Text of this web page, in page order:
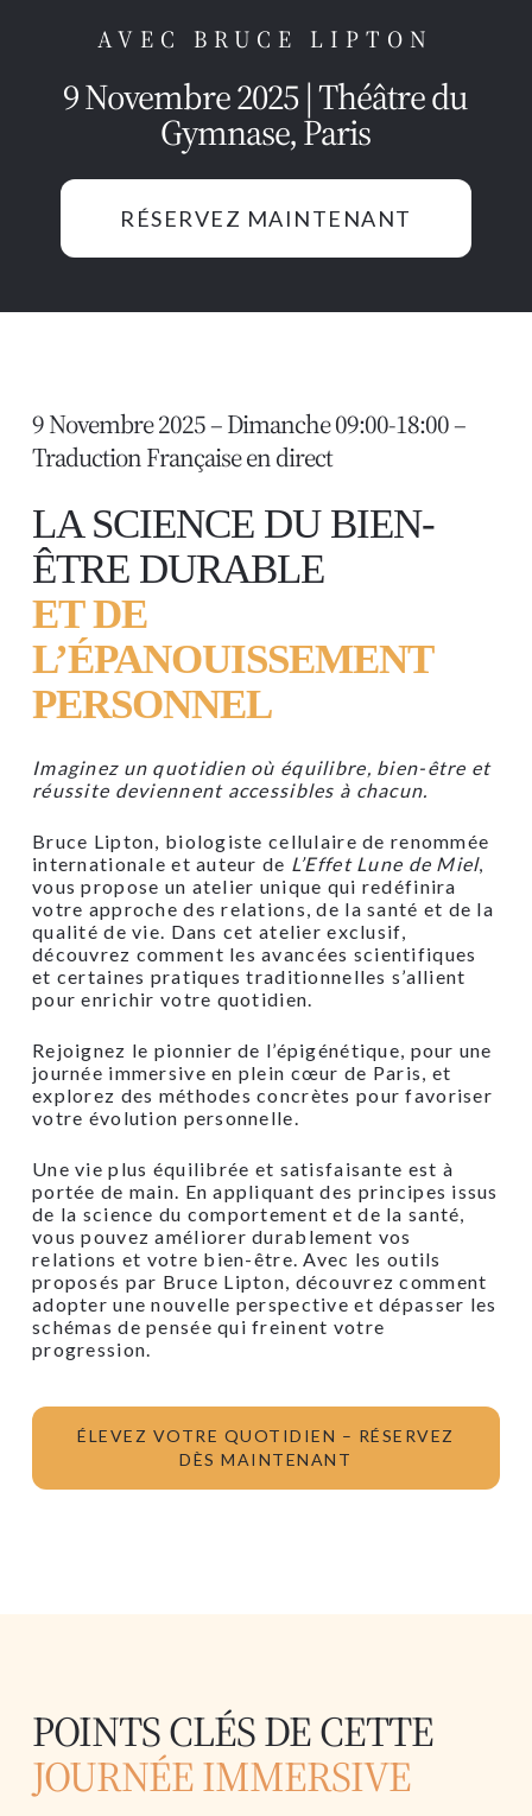
AVEC BRUCE LIPTON
9 Novembre 2025 | Théâtre du
Gymnase, Paris
RÉSERVEZ MAINTENANT
9 Novembre 2025 – Dimanche 09:00-18:00 –
Traduction Française en direct
LA SCIENCE DU BIEN-
ÊTRE DURABLE
ET DE
L’ÉPANOUISSEMENT
PERSONNEL
Imaginez un quotidien où équilibre, bien-être et
réussite deviennent accessibles à chacun.
Bruce Lipton, biologiste cellulaire de renommée
internationale et auteur de L’Effet Lune de Miel,
vous propose un atelier unique qui redéfinira
votre approche des relations, de la santé et de la
qualité de vie. Dans cet atelier exclusif,
découvrez comment les avancées scientifiques
et certaines pratiques traditionnelles s’allient
pour enrichir votre quotidien.
Rejoignez le pionnier de l’épigénétique, pour une
journée immersive en plein cœur de Paris, et
explorez des méthodes concrètes pour favoriser
votre évolution personnelle.
Une vie plus équilibrée et satisfaisante est à
portée de main. En appliquant des principes issus
de la science du comportement et de la santé,
vous pouvez améliorer durablement vos
relations et votre bien-être. Avec les outils
proposés par Bruce Lipton, découvrez comment
adopter une nouvelle perspective et dépasser les
schémas de pensée qui freinent votre
progression.
ÉLEVEZ VOTRE QUOTIDIEN – RÉSERVEZ
DÈS MAINTENANT
POINTS CLÉS DE CETTE
JOURNÉE IMMERSIVE